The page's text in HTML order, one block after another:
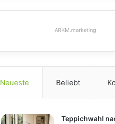
ARKM.marketing
Neueste Beliebt
Teppichwahl